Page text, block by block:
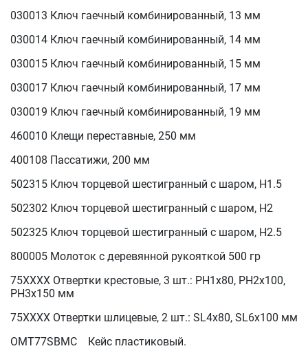
030013 Ключ гаечный комбинированный, 13 мм
030014 Ключ гаечный комбинированный, 14 мм
030015 Ключ гаечный комбинированный, 15 мм
030017 Ключ гаечный комбинированный, 17 мм
030019 Ключ гаечный комбинированный, 19 мм
460010 Клещи переставные, 250 мм
400108 Пассатижи, 200 мм
502315 Ключ торцевой шестигранный с шаром, H1.5
502302 Ключ торцевой шестигранный с шаром, H2
502325 Ключ торцевой шестигранный с шаром, H2.5
800005 Молоток с деревянной рукояткой 500 гр
75XXXX Отвертки крестовые, 3 шт.: PH1x80, РН2х100,
РН3х150 мм
75XXXX Отвертки шлицевые, 2 шт.: SL4x80, SL6x100 мм
OMT77SBMC Кейс пластиковый.